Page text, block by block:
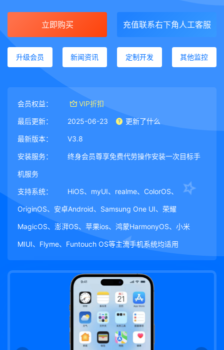
立即购买 充值联系右下角人工客服
升级会员 新闻资讯 定制开发 其他监控
会员权益： VIP折扣
最后更新： 2025-06-23 更新了什么
最新版本： V3.8
安装服务： 终身会员尊享免费代劳操作安装一次目标手
机服务
支持系统： HiOS、myUI、realme、ColorOS、
OriginOS、安卓Android、Samsung One UI、荣耀
MagicOS、澎湃OS、苹果ios、鸿蒙HarmonyOS、小米
MIUI、Flyme、Funtouch OS等主流手机系统均适用